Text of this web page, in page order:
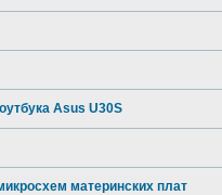
Asus U30S
материнских плат